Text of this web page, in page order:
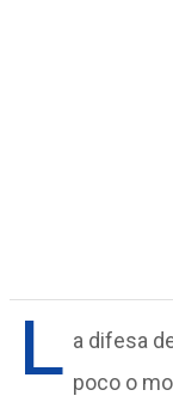
L a difesa
poco o